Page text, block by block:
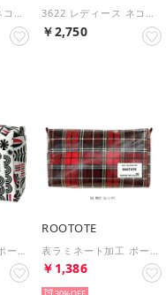
3622 レディース ネコ型 フェルト ミニポーチ EU.ウィズルー.オスワリネコ-B （03 HAI） 3622 レディース ネコ型 フェルト ミニポーチ EU.ウィズルー.オスワリネコ-B （04 KURO）
￥2,750
ROOTOTE
￥1,386